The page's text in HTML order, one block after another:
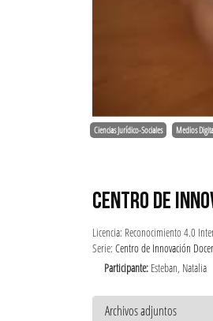
Ciencias Jurídico-Sociales Medios
CENTRO DE
Licencia: Reconocimiento 4.0
Serie: Centro de Innovación
Participante: Esteban, Natalia
Archivos adjuntos